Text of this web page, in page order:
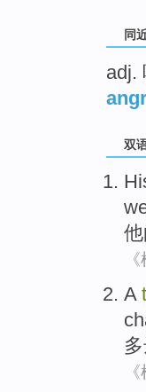
同
adj.
双
他
A